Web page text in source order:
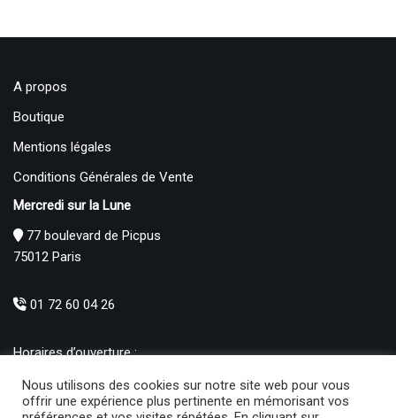
A propos
Boutique
Mentions légales
Conditions Générales de Vente
Mercredi sur la Lune
77 boulevard de Picpus
75012 Paris
01 72 60 04 26
Horaires d’ouverture :
Mercredi au Samedi : 10h30 – 19h00
Nous utilisons des cookies sur notre site web pour vous
offrir une expérience plus pertinente en mémorisant vos